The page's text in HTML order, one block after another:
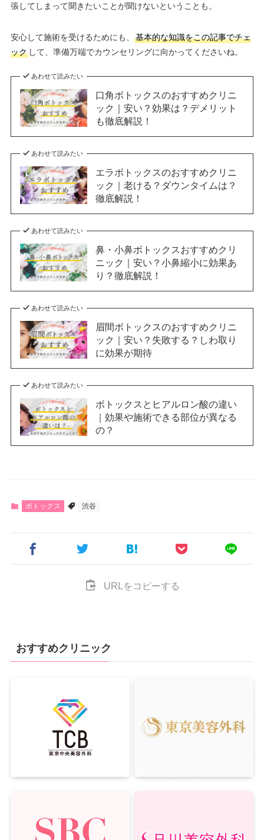
張してしまって聞きたいことが聞けないということも。
安心して施術を受けるためにも、
基本的な知識をこの記事でチェ
ックして、準備万端でカウンセリングに向かってくださいね。
あわせて読みたい
口角ボトックスのおすすめクリニ
ック｜安い？効果は？デメリット
も徹底解説！
あわせて読みたい
エラボトックスのおすすめクリニ
ック｜老ける？ダウンタイムは？
徹底解説！
あわせて読みたい
鼻・小鼻ボトックスおすすめクリ
ニック｜安い？小鼻縮小に効果あ
り？徹底解説！
あわせて読みたい
眉間ボトックスのおすすめクリニ
ック｜安い？失敗する？しわ取り
に効果が期待
あわせて読みたい
ボトックスとヒアルロン酸の違い
｜効果や施術できる部位が異なる
の？
ボトックス 渋谷
URLをコピーする
おすすめクリニック